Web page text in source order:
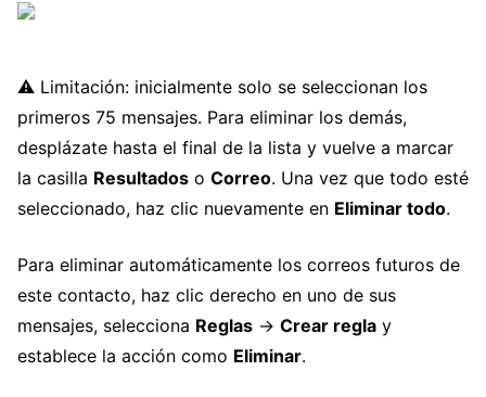
⚠️ Limitación: inicialmente solo se seleccionan los
primeros 75 mensajes. Para eliminar los demás,
desplázate hasta el final de la lista y vuelve a marcar
la casilla Resultados o Correo. Una vez que todo esté
seleccionado, haz clic nuevamente en Eliminar todo.
Para eliminar automáticamente los correos futuros de
este contacto, haz clic derecho en uno de sus
mensajes, selecciona Reglas → Crear regla y
establece la acción como Eliminar.